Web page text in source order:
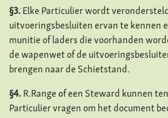
§3. Elke Particulier wordt
uitvoeringsbesluiten ervan te kennen
munitie of laders die voorhanden
de wapenwet of de
brengen naar de Schietstand.
§4. R.Range of een Steward kunnen
Particulier vragen om het document